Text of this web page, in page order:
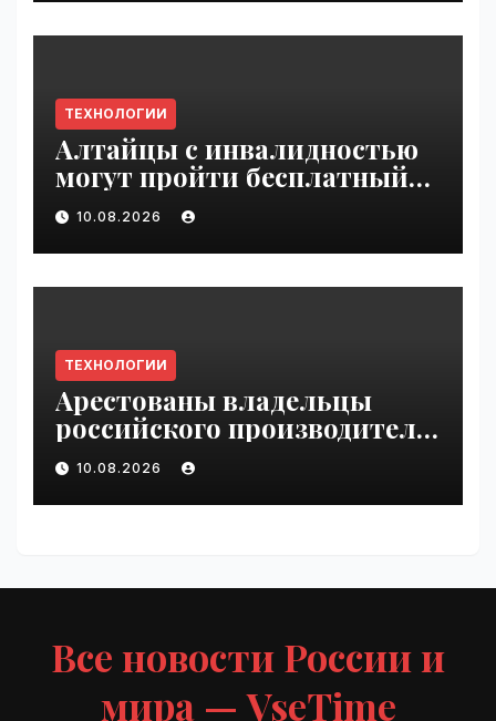
ТЕХНОЛОГИИ
Алтайцы с инвалидностью
могут пройти бесплатный
обучающий курс по ИИ |
VseTime.ru
10.08.2026
ТЕХНОЛОГИИ
Арестованы владельцы
российского производителя
БПЛА | VseTime.ru
10.08.2026
Все новости России и
мира — VseTime